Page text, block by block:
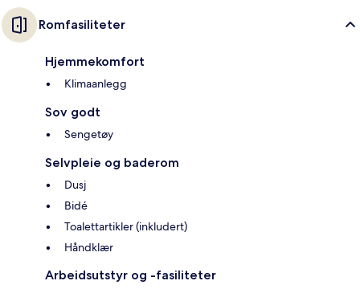
Romfasiliteter
Hjemmekomfort
Klimaanlegg
Sov godt
Sengetøy
Selvpleie og baderom
Dusj
Bidé
Toalettartikler (inkludert)
Håndklær
Arbeidsutstyr og -fasiliteter